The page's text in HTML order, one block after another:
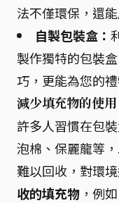
法不僅環保，還
自製包裝盒：
製作獨特的包裝
巧，更能為您的
減少填充物的使用
許多人習慣在包
泡棉、保麗龍等
難以回收，對環
收的填充物 ，例如